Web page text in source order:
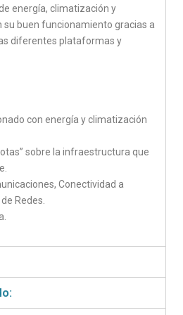
energía, climatización y
su buen funcionamiento gracias a
diferentes plataformas y
con energía y climatización
sobre la infraestructura que
Conectividad a
Redes.